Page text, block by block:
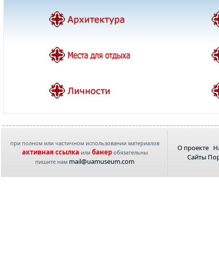
при полном или частичном использовании материалов
активная ссылка или банеробязательны
пишите нам mail@uamuseum.com
О проекте
Сайты